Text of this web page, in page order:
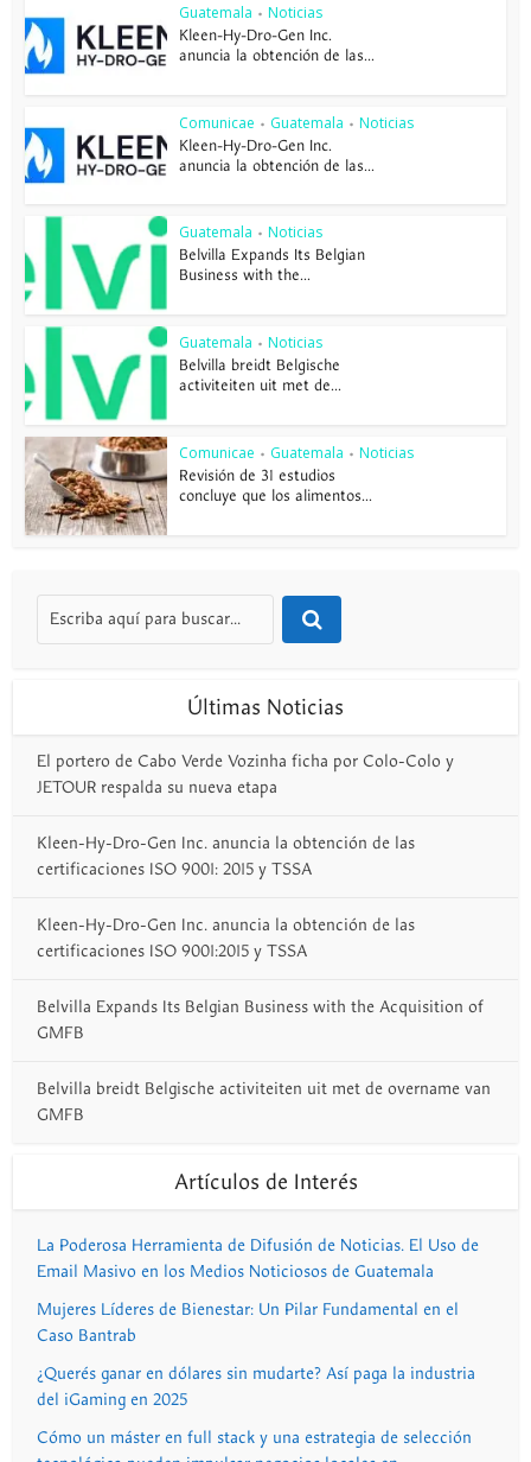
Guatemala • Noticias
Kleen-Hy-Dro-Gen Inc.
anuncia la obtención de las...
Comunicae • Guatemala • Noticias
Kleen-Hy-Dro-Gen Inc.
anuncia la obtención de las...
Guatemala • Noticias
Belvilla Expands Its Belgian
Business with the...
Guatemala • Noticias
Belvilla breidt Belgische
activiteiten uit met de...
Comunicae • Guatemala • Noticias
Revisión de 31 estudios
concluye que los alimentos...
Últimas Noticias
El portero de Cabo Verde Vozinha ficha por Colo-Colo y
JETOUR respalda su nueva etapa
Kleen-Hy-Dro-Gen Inc. anuncia la obtención de las
certificaciones ISO 9001: 2015 y TSSA
Kleen-Hy-Dro-Gen Inc. anuncia la obtención de las
certificaciones ISO 9001:2015 y TSSA
Belvilla Expands Its Belgian Business with the Acquisition of
GMFB
Belvilla breidt Belgische activiteiten uit met de overname van
GMFB
Artículos de Interés
La Poderosa Herramienta de Difusión de Noticias. El Uso de
Email Masivo en los Medios Noticiosos de Guatemala
Mujeres Líderes de Bienestar: Un Pilar Fundamental en el
Caso Bantrab
¿Querés ganar en dólares sin mudarte? Así paga la industria
del iGaming en 2025
Cómo un máster en full stack y una estrategia de selección